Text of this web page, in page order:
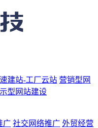
建站-工厂云站 营销型网
型网站建设
广 社交网络推广 外贸经营